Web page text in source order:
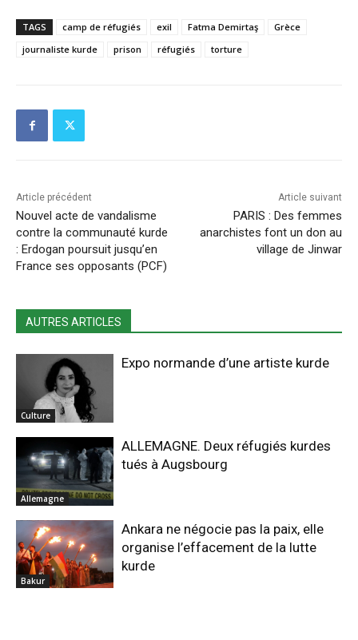
TAGS camp de réfugiés exil Fatma Demirtaş
Grèce
journaliste kurde
prison réfugiés torture
Article précédent
Nouvel acte de vandalisme
contre la communauté kurde
: Erdogan poursuit jusqu’en
France ses opposants (PCF)
Article suivant
PARIS : Des femmes
anarchistes font un don au
village de Jinwar
AUTRES ARTICLES
Culture
Expo normande d’une artiste kurde
Allemagne
ALLEMAGNE. Deux réfugiés kurdes
tués à Augsbourg
Bakur
Ankara ne négocie pas la paix, elle
organise l’effacement de la lutte
kurde